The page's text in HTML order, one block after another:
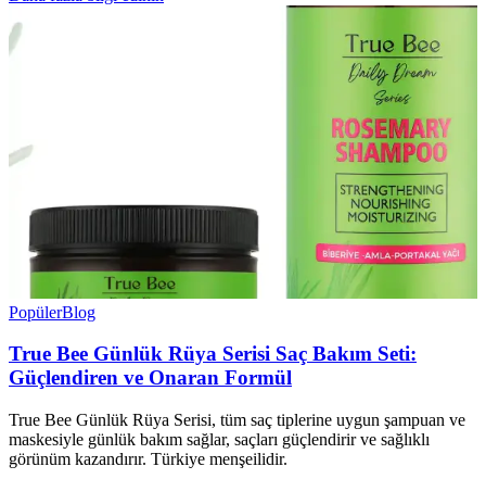
PopülerBlog
True Bee Günlük Rüya Serisi Saç Bakım Seti:
Güçlendiren ve Onaran Formül
True Bee Günlük Rüya Serisi, tüm saç tiplerine uygun şampuan ve
maskesiyle günlük bakım sağlar, saçları güçlendirir ve sağlıklı
görünüm kazandırır. Türkiye menşeilidir.